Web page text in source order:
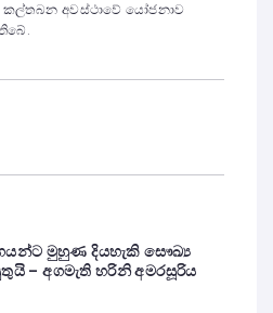
අවස්ථාවේ යෝජනාව
මුහුණ දියහැකි සෞඛ්‍ය
– අගමැති හරිනි අමරසූරිය